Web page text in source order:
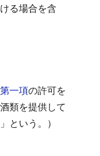
る場合を含
一項の許可を
類を提供して
という。）